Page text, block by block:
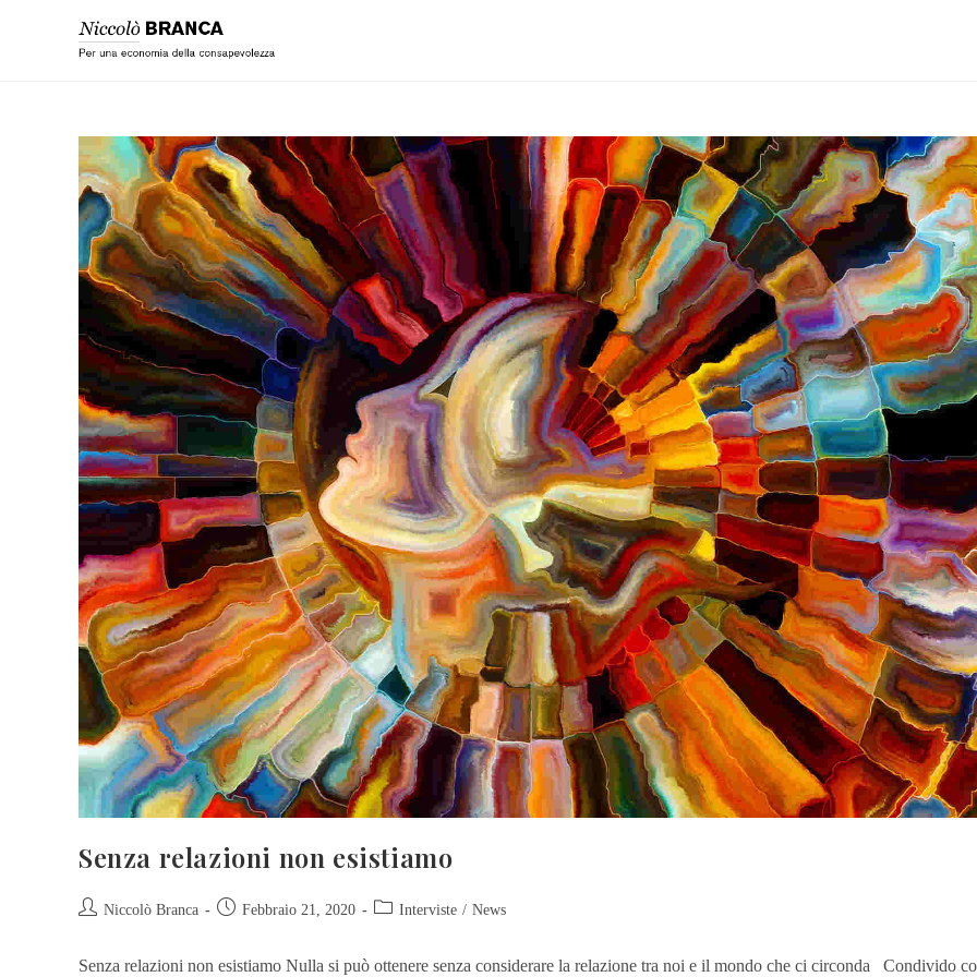
Senza relazioni non esistiamo
Niccolò Branca Febbraio 21, 2020 Interviste / News
Senza relazioni non esistiamo Nulla si può ottenere senza considerare la relazione tra noi e il mondo che ci circonda Condivido